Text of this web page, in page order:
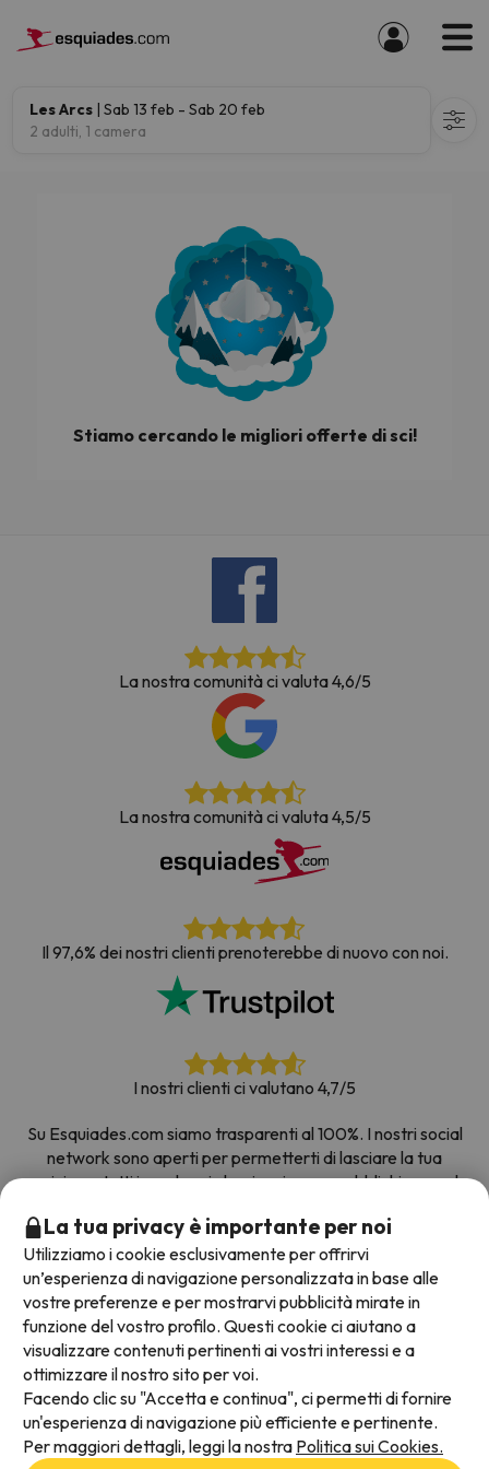
Les Arcs | Sab 13 feb - Sab 20 feb
2 adulti, 1 camera
Stiamo cercando le migliori offerte di sci!
La nostra comunità ci valuta 4,6/5
La nostra comunità ci valuta 4,5/5
Il 97,6% dei nostri clienti prenoterebbe di nuovo con noi.
I nostri clienti ci valutano 4,7/5
Su Esquiades.com siamo trasparenti al 100%. I nostri social
network sono aperti per permetterti di lasciare la tua
opinione, tutti i sondaggi che riceviamo e pubblichiamo sul
Prenota con fiducia|Più di 700.000 persone hanno
prenotato la loro settimana bianca con Esquiades.com
Metodi di pagamento disponibili
La tua privacy è importante per noi
Utilizziamo i cookie esclusivamente per offrirvi
un’esperienza di navigazione personalizzata in base alle
vostre preferenze e per mostrarvi pubblicità mirate in
funzione del vostro profilo. Questi cookie ci aiutano a
visualizzare contenuti pertinenti ai vostri interessi e a
ottimizzare il nostro sito per voi.
Facendo clic su "Accetta e continua", ci permetti di fornire
un'esperienza di navigazione più efficiente e pertinente.
Per maggiori dettagli, leggi la nostra Politica sui Cookies.